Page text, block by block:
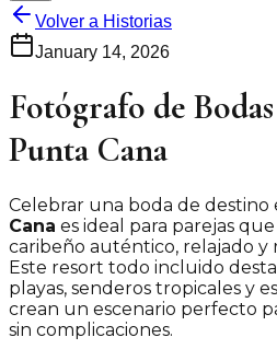
Volver a Historias
January 14, 2026
Fotógrafo de
Punta Cana
Celebrar una boda de destino
Cana es ideal para parejas
caribeño auténtico, relajado y
Este resort todo incluido
playas, senderos tropicales y
crean un escenario perfecto
sin complicaciones.